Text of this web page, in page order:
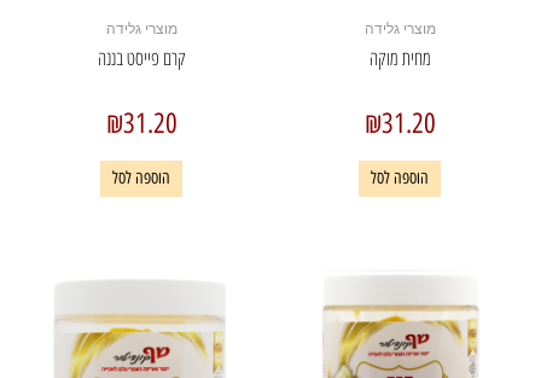
מוצרי גלידה
מחית מוקה
₪31.20
הוספה לסל
מוצרי גלידה
קרם פייסט בננה
₪31.20
הוספה לסל